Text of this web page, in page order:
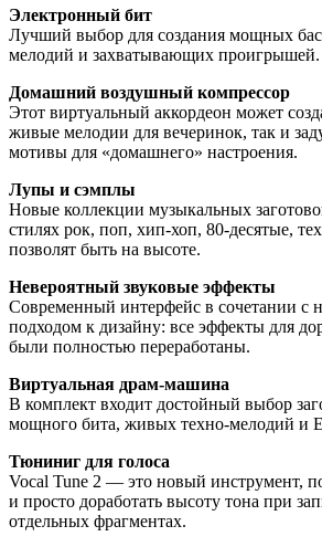
Электронный бит
Лучший выбор для создания мощных
мелодий и захватывающих проигрышей.
Домашний воздушный компрессор
Этот виртуальный аккордеон может
живые мелодии для вечеринок, так и
мотивы для «домашнего» настроения.
Лупы и сэмплы
Новые коллекции музыкальных
стилях рок, поп, хип-хоп, 80-десятые,
позволят быть на высоте.
Невероятный звуковые эффекты
Современный интерфейс в сочетании с
подходом к дизайну: все эффекты для
были полностью переработаны.
Виртуальная драм-машина
В комплект входит достойный выбор
мощного бита, живых техно-мелодий и
Тюниниг для голоса
Vocal Tune 2 — это новый инструмент,
и просто доработать высоту тона при
отдельных фрагментах.